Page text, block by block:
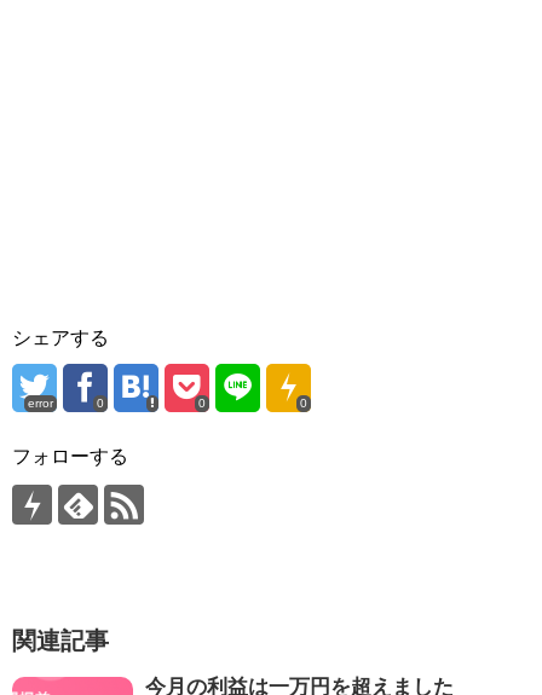
シェアする
error 0 0 0
フォローする
関連記事
今月の利益は一万円を超えました